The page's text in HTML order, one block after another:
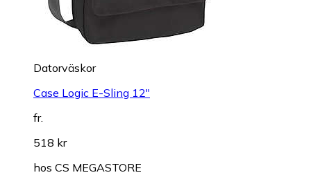
Datorväskor
Case Logic E-Sling 12"
fr.
518 kr
hos CS MEGASTORE